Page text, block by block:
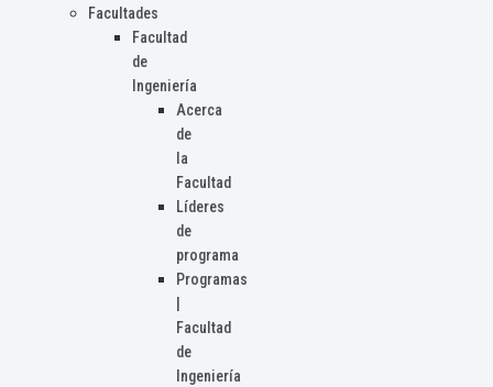
Facultades
Facultad
de
Ingeniería
Acerca
de
la
Facultad
Líderes
de
programa
Programas
Facultad
de
Ingeniería